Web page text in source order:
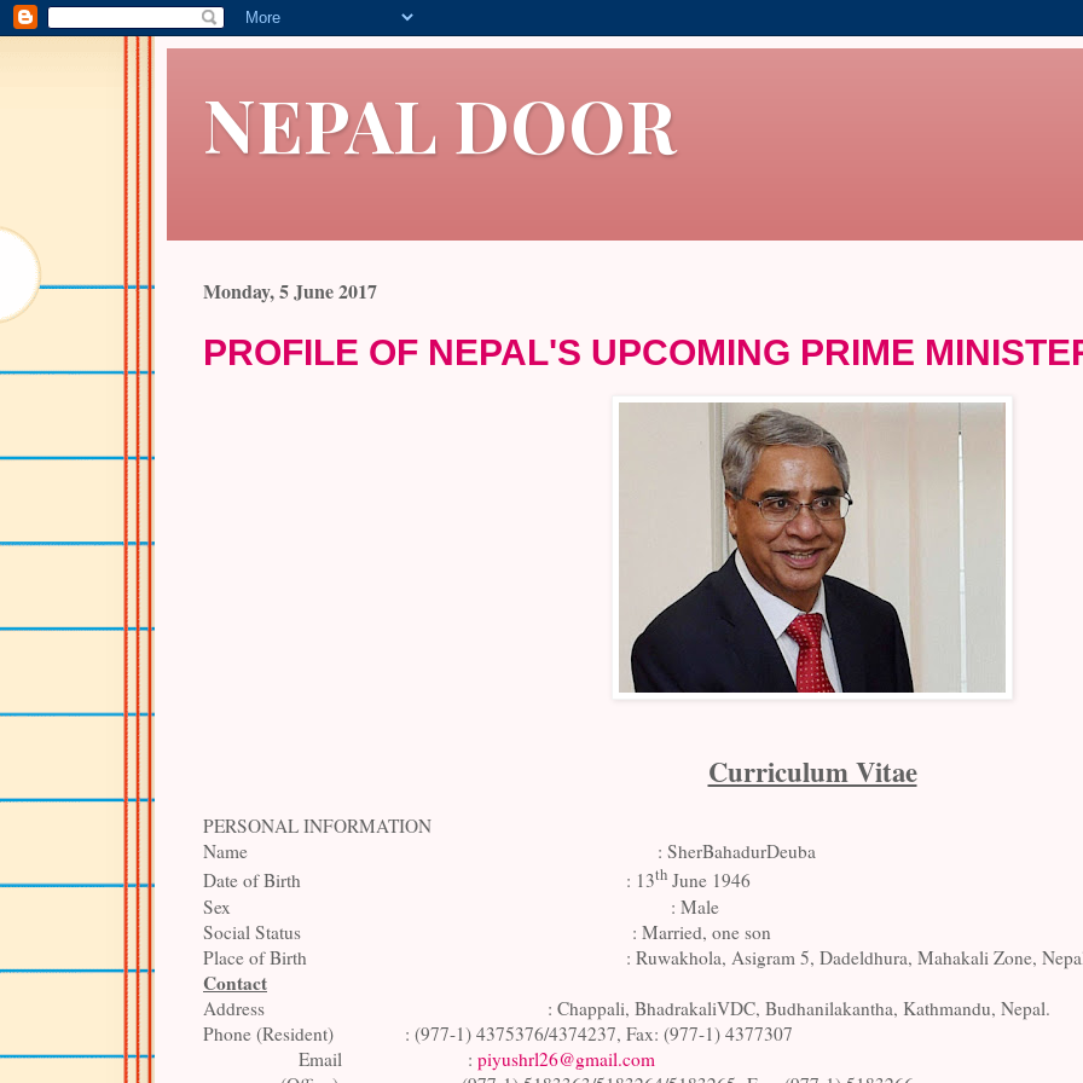
NEPAL DOOR
Monday, 5 June 2017
PROFILE OF NEPAL'S UPCOMING PRIME
Curriculum Vitae
PERSONAL INFORMATION
Name
: SherBahadurDeuba
Date of Birth
: 13th June 1946
Sex
: Male
Social Status
: Married, one son
Place of Birth
: Ruwakhola, Asigram 5, Dadeldhura, Mahakali Zone,
Contact
Address
: Chappali, BhadrakaliVDC, Budhanilakantha, Kathmandu, Nepal.
Phone (Resident)
: (977-1) 4375376/4374237, Fax: (977-1) 4377307
Email
: piyushrl26@gmail.com